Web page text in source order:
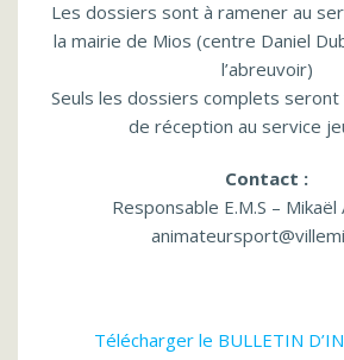
Les dossiers sont à ramener au
la mairie de Mios (centre Daniel
l’abreuvoir)
Seuls les dossiers complets
de réception au service
Contact :
Responsable E.M.S – Mikaël
Télécharger le BULLETIN